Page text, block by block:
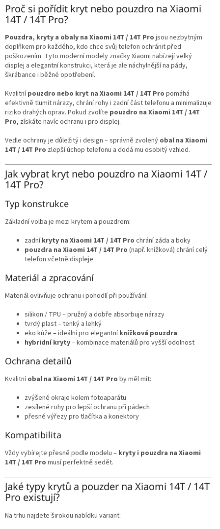
l
á
a
c
í
p
r
k
y
v
ý
p
i
s
Proč si pořídit kryt nebo pouzdro na Xiaomi
14T / 14T Pro?
Pouzdra, kryty a obaly na Xiaomi 14T / 14T Pro jsou nezbytným
doplňkem pro každého, kdo chce svůj telefon ochránit před
poškozením. Tyto moderní modely značky Xiaomi nabízejí velký
displej a elegantní konstrukci, která je ale náchylnější na pády,
škrábance i běžné opotřebení.
Kvalitnípouzdro nebo kryt na Xiaomi 14T / 14T Pro pomáhá
efektivně tlumit nárazy, chrání rohy i zadní část telefonu a minimalizuje
riziko drahých oprav. Pokud zvolíte pouzdro na Xiaomi 14T / 14T
Pro, získáte navíc ochranu i pro displej.
Vedle ochrany je důležitý i design – správně zvolený obal na Xiaomi
14T / 14T Pro zlepší úchop telefonu a dodá mu osobitý vzhled.
Jak vybrat kryt nebo pouzdro na Xiaomi 14T /
14T Pro?
Typ konstrukce
Základní volba je mezi krytem a pouzdrem:
zadníkryty na Xiaomi 14T / 14T Pro chrání záda a boky
pouzdra na Xiaomi 14T / 14T Pro (např. knížková) chrání celý
telefon včetně displeje
Materiál a zpracování
Materiál ovlivňuje ochranu i pohodlí při používání:
silikon / TPU – pružný a dobře absorbuje nárazy
tvrdý plast – tenký a lehký
eko kůže – ideální pro elegantníknížková pouzdra
hybridní kryty– kombinace materiálů pro vyšší odolnost
Ochrana detailů
Kvalitníobal na Xiaomi 14T / 14T Pro by měl mít:
zvýšené okraje kolem fotoaparátu
zesílené rohy pro lepší ochranu při pádech
přesné výřezy pro tlačítka a konektory
Kompatibilita
Vždy vybírejte přesně podle modelu – kryty i pouzdra na Xiaomi
14T / 14T Pro musí perfektně sedět.
Jaké typy krytů a pouzder na Xiaomi 14T / 14T
Pro existují?
Na trhu najdete širokou nabídku variant: